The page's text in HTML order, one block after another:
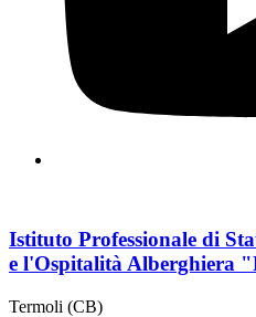
Istituto Professionale di
e l'Ospitalità Alberghiera
Termoli (CB)